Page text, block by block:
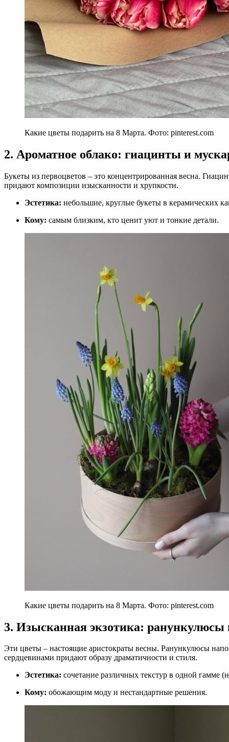
Какие цветы подарить на 8 Марта. Фото: pinterest.com
2. Ароматное облако: гиацинты и
Букеты из первоцветов – это концентрированная весна.
придают композиции изысканности и хрупкости.
Эстетика: небольшие, круглые букеты в керамических
Кому: самым близким, кто ценит уют и тонкие детали.
Какие цветы подарить на 8 Марта. Фото: pinterest.com
3. Изысканная экзотика:
Эти цветы – настоящие аристократы весны. Ранункулюсы
сердцевинами придают образу драматичности и стиля.
Эстетика: сочетание различных текстур в одной гамме
Кому: обожающим моду и нестандартные решения.